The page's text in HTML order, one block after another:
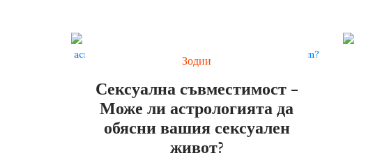
Зодии
Сексуална съвместимост -
Може ли астрологията да
обясни вашия сексуален
живот?